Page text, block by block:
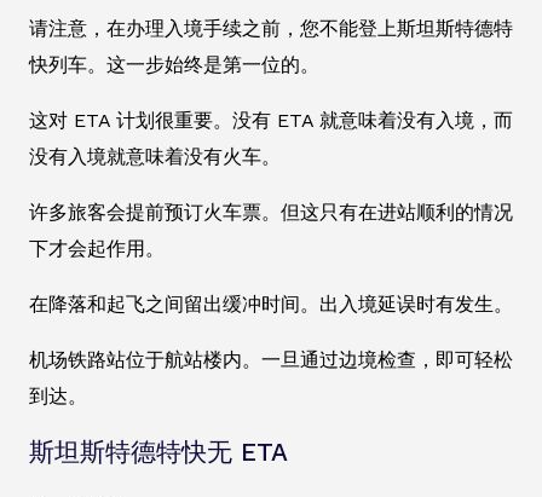
请注意，在办理入境手续之前，您不能登上斯坦斯特德特
快列车。这一步始终是第一位的。
这对 ETA 计划很重要。没有 ETA 就意味着没有入境，而
没有入境就意味着没有火车。
许多旅客会提前预订火车票。但这只有在进站顺利的情况
下才会起作用。
在降落和起飞之间留出缓冲时间。出入境延误时有发生。
机场铁路站位于航站楼内。一旦通过边境检查，即可轻松
到达。
斯坦斯特德特快无 ETA